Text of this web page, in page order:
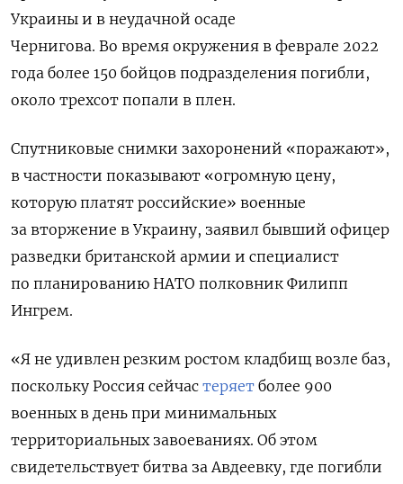
Украины и в неудачной осаде
Чернигова. Во время окружения в феврале 2022
года более 150 бойцов подразделения погибли,
около трехсот попали в плен.
Спутниковые снимки захоронений «поражают»,
в частности показывают «огромную цену,
которую платят российские» военные
за вторжение в Украину, заявил бывший офицер
разведки британской армии и специалист
по планированию НАТО полковник Филипп
Ингрем.
«Я не удивлен резким ростом кладбищ возле баз,
поскольку Россия сейчас теряет более 900
военных в день при минимальных
территориальных завоеваниях. Об этом
свидетельствует битва за Авдеевку, где погибли